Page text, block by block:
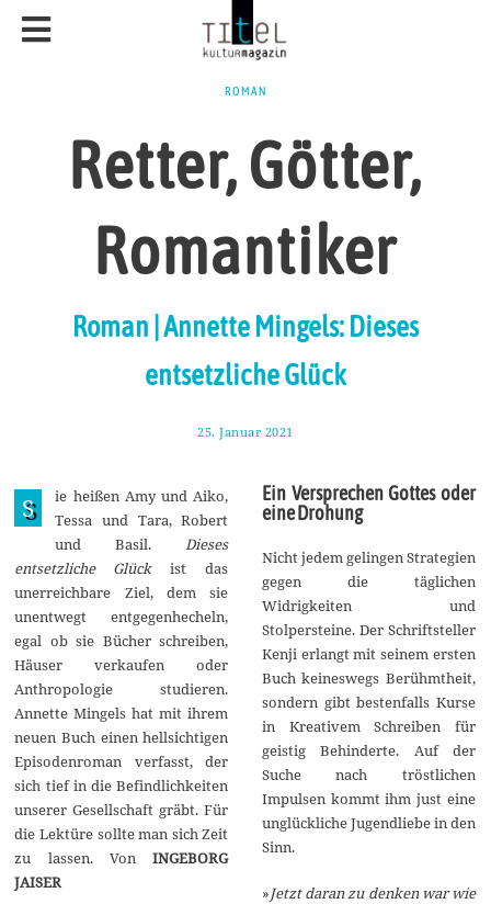
ROMAN
Retter, Götter,
Romantiker
Roman | Annette Mingels: Dieses
entsetzliche Glück
25. Januar 2021
a
n
r
2
2
1
S
ie heißen Amy und Aiko,
Tessa und Tara, Robert
und Basil. Dieses
entsetzliche Glückist das
unerreichbare Ziel, dem sie
unentwegt entgegenhecheln,
egal ob sie Bücher schreiben,
Häuser verkaufen oder
Anthropologie studieren.
Annette Mingels hat mit ihrem
neuen Buch einen hellsichtigen
Episodenroman verfasst, der
sich tief in die Befindlichkeiten
unserer Gesellschaft gräbt. Für
die Lektüre sollte man sich Zeit
zu lassen. VonINGEBORG
JAISER
Ein Versprechen Gottes oder
eine Drohung
Nicht jedem gelingen Strategien
gegen die täglichen
Widrigkeiten und
Stolpersteine. Der Schriftsteller
Kenji erlangt mit seinem ersten
Buch keineswegs Berühmtheit,
sondern gibt bestenfalls Kurse
in Kreativem Schreiben für
geistig Behinderte. Auf der
Suche nach tröstlichen
Impulsen kommt ihm just eine
unglückliche Jugendliebe in den
Sinn.
»Jetzt daran zu denken war wie